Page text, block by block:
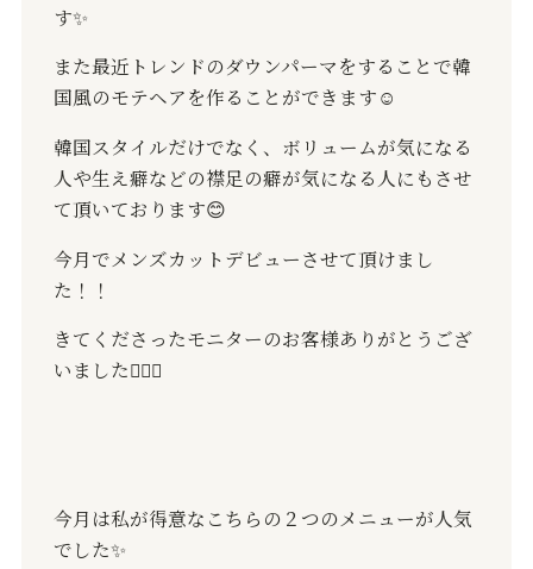
す✨
また最近トレンドのダウンパーマをすることで韓
国風のモテヘアを作ることができます☺️
韓国スタイルだけでなく、ボリュームが気になる
人や生え癖などの襟足の癖が気になる人にもさせ
て頂いております😊
今月でメンズカットデビューさせて頂けまし
た！！
きてくださったモニターのお客様ありがとうござ
いました🙇🏻‍♀️
今月は私が得意なこちらの２つのメニューが人気
でした✨